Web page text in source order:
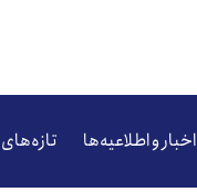
اخبار و اطلاعیه‌ها